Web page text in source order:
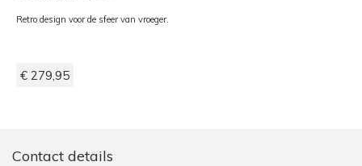
Retro design voor de sfeer van vroeger.
€ 279,95
Contact details